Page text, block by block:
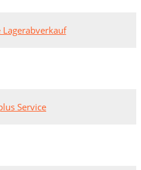
Lagerabverkauf
Service